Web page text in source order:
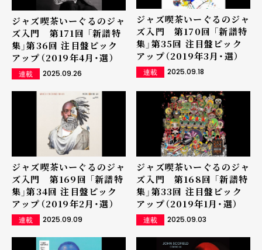
ジャズ喫茶いーぐるのジャ
ズ入門 第171回 「新譜特
集」第36回 注目盤ピック
アップ（2019年4月・選）
連載 2025.09.26
ジャズ喫茶いーぐるのジャ
ズ入門 第170回 「新譜特
集」第35回 注目盤ピック
アップ（2019年3月・選）
連載 2025.09.18
ジャズ喫茶いーぐるのジャ
ズ入門 第169回 「新譜特
集」第34回 注目盤ピック
アップ（2019年2月・選）
連載 2025.09.09
ジャズ喫茶いーぐるのジャ
ズ入門 第168回 「新譜特
集」第33回 注目盤ピック
アップ（2019年1月・選）
連載 2025.09.03